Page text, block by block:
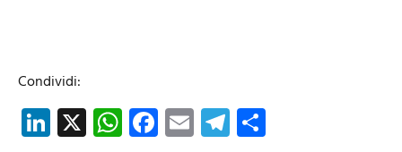
Condividi:
LinkedIn
X WhatsApp
Facebook
EmailTelegram